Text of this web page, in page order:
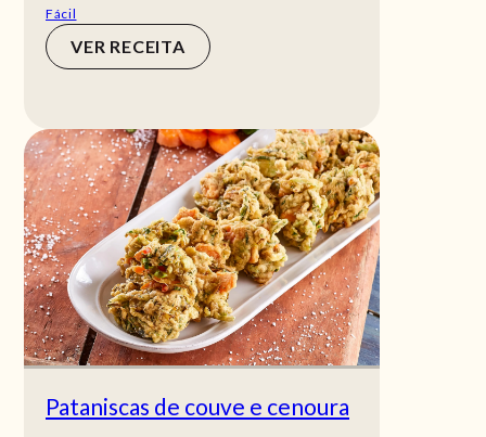
Fácil
VER RECEITA
Pataniscas de couve e cenoura